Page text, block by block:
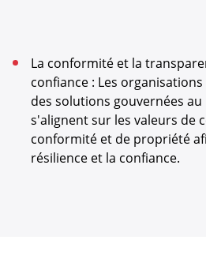
La conformité et la
confiance : Les
des solutions gouvernées
s'alignent sur les valeurs de
conformité et de propriété
résilience et la confiance.